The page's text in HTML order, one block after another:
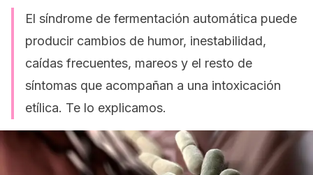
El síndrome de fermentación automática puede
producir cambios de humor, inestabilidad,
caídas frecuentes, mareos y el resto de
síntomas que acompañan a una intoxicación
etílica. Te lo explicamos.